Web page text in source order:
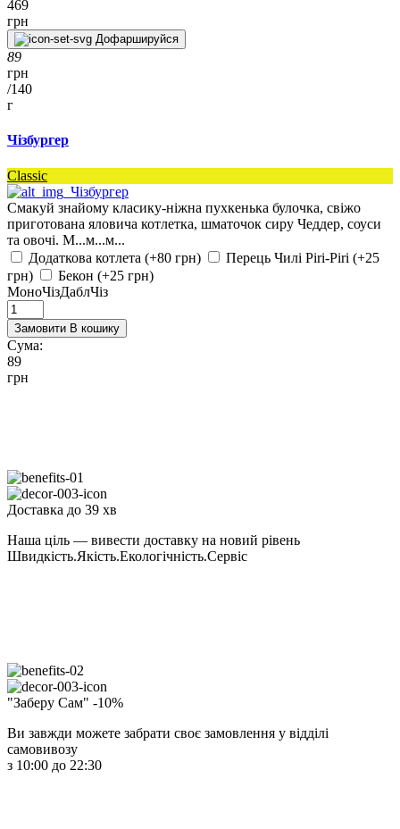
469
грн
Дофаршируйся
89
грн
/140
г
Чізбургер
Classic
Смакуй знайому класику-ніжна пухкенька булочка, свіжо
приготована яловича котлетка, шматочок сиру Чеддер, соуси
та овочі. М...м...м...
Додаткова котлета (+80 грн)
Перець Чилі Piri-Piri (+25
грн)
Бекон (+25 грн)
МоноЧізДаблЧіз
Замовити В кошику
Сума:
89
грн
Доставка до 39 хв
Наша ціль — вивести доставку на новий рівень
Швидкість.Якість.Екологічність.Сервіс
"Заберу Сам" -10%
Ви завжди можете забрати своє замовлення у відділі
самовивозу
з 10:00 до 22:30